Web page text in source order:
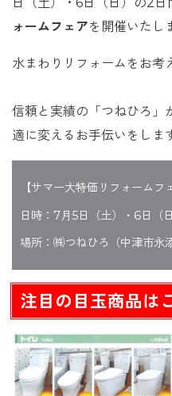
ォームフェアを開催いたし
水まわりリフォームをお考
信頼と実績の「つねひろ」
適に変えるお手伝いをしま
【サマー大特価リフォームフ
日時：7月5日（土）・6日（
場所：㈱つねひろ（中津市永
注目の目玉商品は